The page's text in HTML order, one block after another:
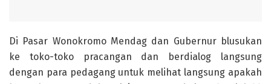
Di Pasar Wonokromo Mendag dan Gubernur blusukan
ke toko-toko pracangan dan berdialog langsung
dengan para pedagang untuk melihat langsung apakah